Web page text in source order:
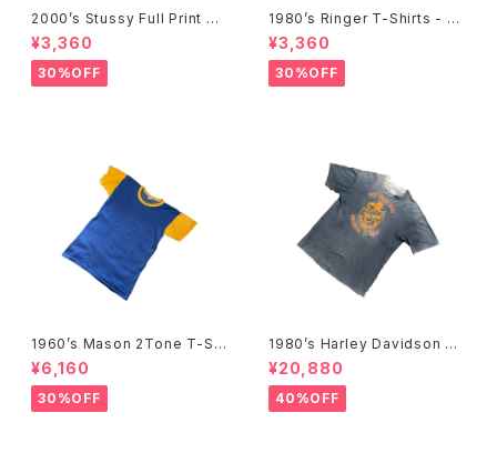
2000’s Stussy Full Print T-
Shirts -2000年代 ステューシ
ー フルプリントTシャツ-
¥3,360
30%OFF
1980’s Ringer T-Shirts - 19
80年代 リンガーTシャツ-
¥3,360
30%OFF
1960’s Mason 2Tone T-Shi
rts -1960年代 メイソン 2トー
ンTシャツ-
¥6,160
30%OFF
1980’s Harley Davidson T-
Shirts -1980年代 ハーレー・
ダビッドソン Tシャツ-
¥20,880
40%OFF